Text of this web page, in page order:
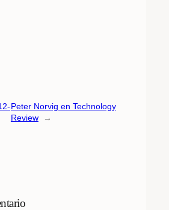
Peter Norvig en Technology
Review
→